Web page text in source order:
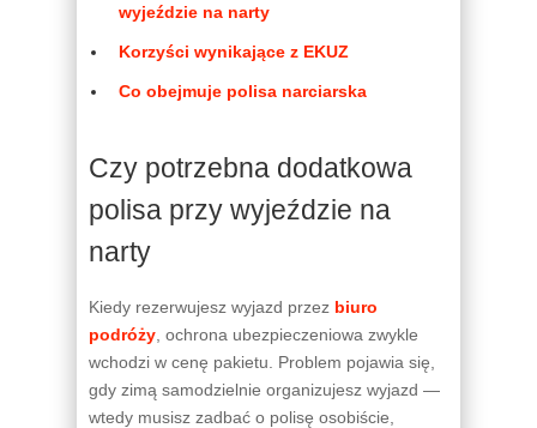
wyjeździe na narty
Korzyści wynikające z EKUZ
Co obejmuje polisa narciarska
Czy potrzebna dodatkowa
polisa przy wyjeździe na
narty
Kiedy rezerwujesz wyjazd przez biuro
podróży , ochrona ubezpieczeniowa zwykle
wchodzi w cenę pakietu. Problem pojawia się,
gdy zimą samodzielnie organizujesz wyjazd —
wtedy musisz zadbać o polisę osobiście,